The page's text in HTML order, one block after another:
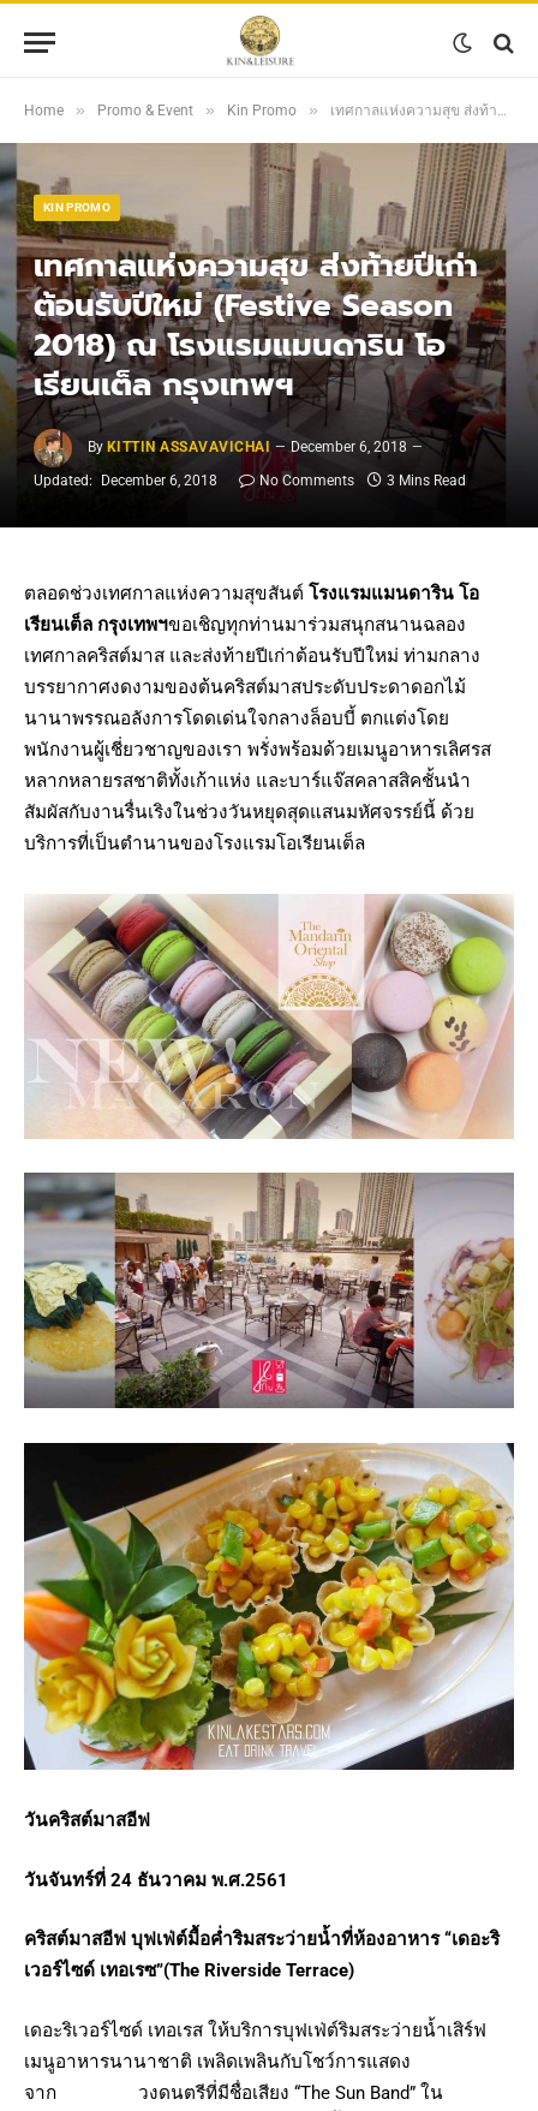
Home » Promo & Event » Kin Promo » เทศกาลแห่งความสุข ส่งท้ายปีเก่าต้อนรับปีใหม่ (Festive Season 2018) ณ โรงแรมแมนดาริน โอเรียนเต็ล กรุงเทพฯ
KIN PROMO
เทศกาลแห่งความสุข ส่งท้ายปีเก่า
ต้อนรับปีใหม่ (Festive Season
2018) ณ โรงแรมแมนดาริน โอ
เรียนเต็ล กรุงเทพฯ
By KITTIN ASSAVAVICHAI
December 6, 2018
Updated:
December 6, 2018 No Comments 3 Mins Read
ตลอดช่วงเทศกาลแห่งความสุขสันต์ โรงแรมแมนดาริน โอ
เรียนเต็ล กรุงเทพฯขอเชิญทุกท่านมาร่วมสนุกสนานฉลอง
เทศกาลคริสต์มาส และส่งท้ายปีเก่าต้อนรับปีใหม่ ท่ามกลาง
บรรยากาศงดงามของต้นคริสต์มาสประดับประดาดอกไม้
นานาพรรณอลังการโดดเด่นใจกลางล็อบบี้ ตกแต่งโดย
พนักงานผู้เชี่ยวชาญของเรา พรั่งพร้อมด้วยเมนูอาหารเลิศรส
หลากหลายรสชาติทั้งเก้าแห่ง และบาร์แจ๊สคลาสสิคชั้นนำ
สัมผัสกับงานรื่นเริงในช่วงวันหยุดสุดแสนมหัศจรรย์นี้ ด้วย
บริการที่เป็นตำนานของโรงแรมโอเรียนเต็ล
วันคริสต์มาสอีฟ
วันจันทร์ที่ 24 ธันวาคม พ.ศ.2561
คริสต์มาสอีฟ บุฟเฟ่ต์มื้อค่ำริมสระว่ายน้ำที่ห้องอาหาร “เดอะริ
เวอร์ไซด์ เทอเรซ”(The Riverside Terrace)
เดอะริเวอร์ไซด์ เทอเรส ให้บริการบุฟเฟ่ต์ริมสระว่ายน้ำเสิร์ฟ
เมนูอาหารนานาชาติ เพลิดเพลินกับโชว์การแสดง
จาก วงดนตรีที่มีชื่อเสียง “The Sun Band” ใน